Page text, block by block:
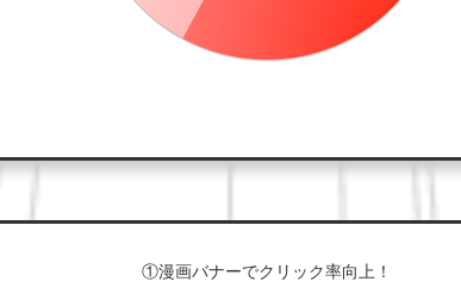
①漫画バナーでクリック率向上！